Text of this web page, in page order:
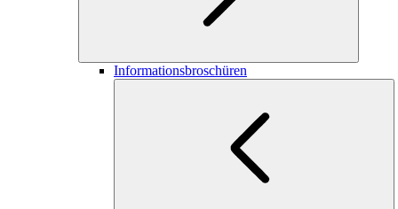
Informationsbroschüren